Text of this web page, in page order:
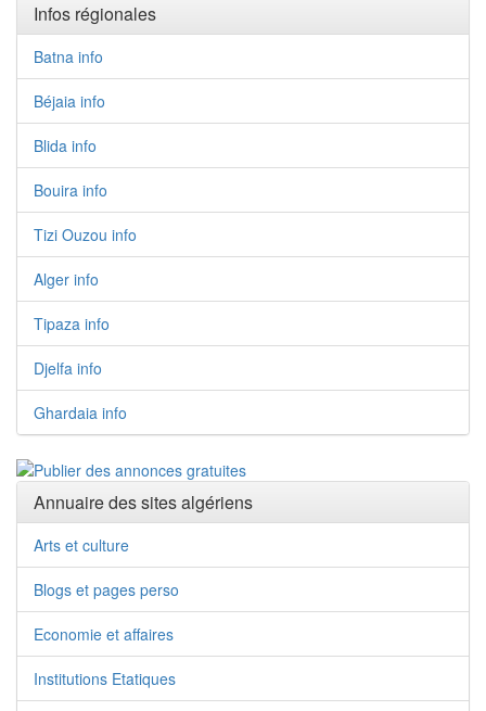
Infos régionales
Batna info
Béjaia info
Blida info
Bouira info
Tizi Ouzou info
Alger info
Tipaza info
Djelfa info
Ghardaia info
Annuaire des sites algériens
Arts et culture
Blogs et pages perso
Economie et affaires
Institutions Etatiques